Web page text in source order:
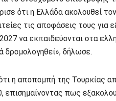
ότι η Ελλάδα ακολουθεί
τις αποφάσεις τους για
να εκπαιδεύονται στα
δρομολογηθεί», δήλωσε.
η αποπομπή της Τουρκίας
πως